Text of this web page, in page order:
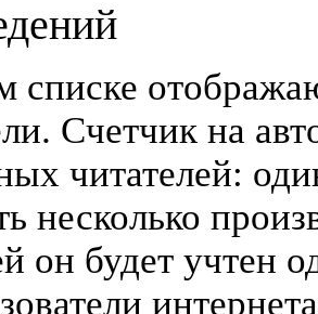
списке
Счетчик на
читателей:
несколько
он будет учтен